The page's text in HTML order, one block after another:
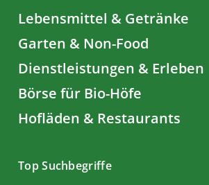
Lebensmittel & Getränke
Garten & Non-Food
Dienstleistungen & Erleben
Börse für Bio-Höfe
Hofläden & Restaurants
Top Suchbegriffe